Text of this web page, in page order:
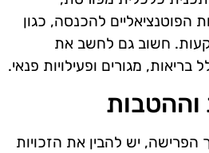
להכנסה, כגון
חשוב גם לחשב את
בריאות, מגורים ופעילויות פנאי.
וההטבות
הפרישה, יש להבין את הזכויות